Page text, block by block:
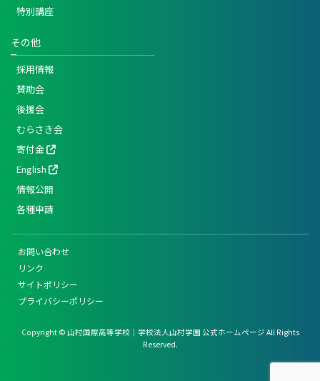
特別講座
その他
採用情報
賛助会
後援会
むらさき会
寄付金
English
情報公開
各種申請
お問い合わせ
リンク
サイトポリシー
プライバシーポリシー
Copyright © 山村国際高等学校｜学校法人山村学園 公式ホームページ All Rights
Reserved.